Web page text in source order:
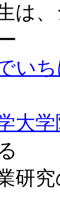
は
い
大
研